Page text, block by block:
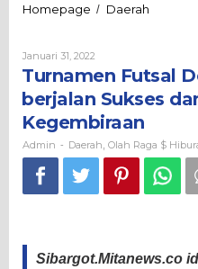
Homepage / Daerah
berjalan
dan
dengan
Januari 31, 2022
Turnamen Futsal
berjalan Sukses
Kegembiraan
Admin - Daerah Olah Raga $
Sibargot.Mitanews.co